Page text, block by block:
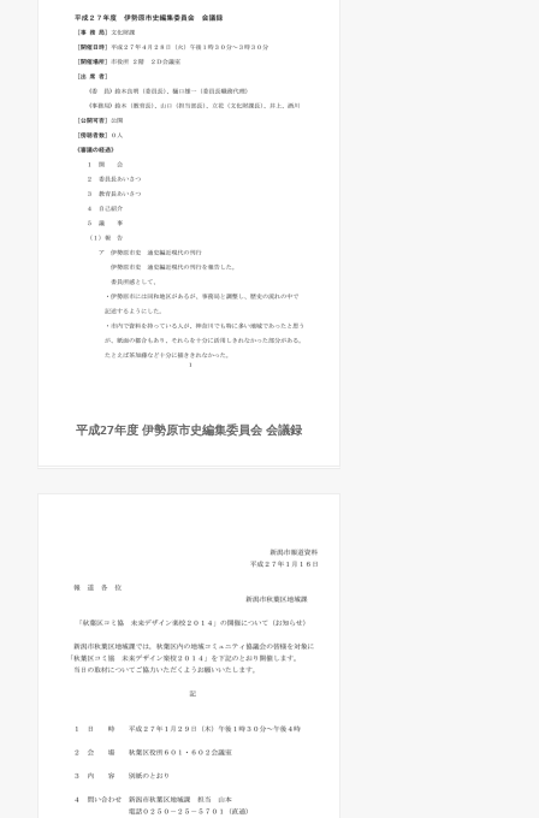
平成27年度 伊勢原市史編集委員会 会議録